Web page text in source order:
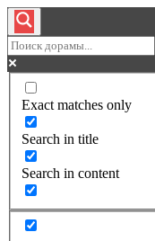
Exact matches only
Search in title
Search in content